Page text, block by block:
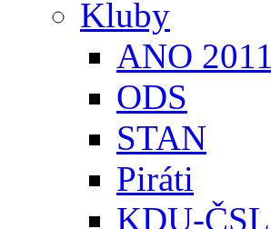
Kluby
ANO 2011
ODS
STAN
Piráti
KDU-ČSL